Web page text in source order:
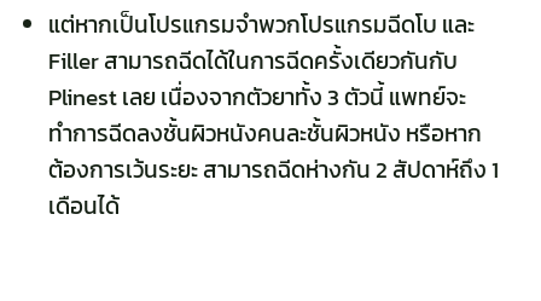
แต่หากเป็นโปรแกรมจำพวกโปรแกรมฉีดโบ และ
Filler สามารถฉีดได้ในการฉีดครั้งเดียวกันกับ
Plinest เลย เนื่องจากตัวยาทั้ง 3 ตัวนี้ แพทย์จะ
ทำการฉีดลงชั้นผิวหนังคนละชั้นผิวหนัง หรือหาก
ต้องการเว้นระยะ สามารถฉีดห่างกัน 2 สัปดาห์ถึง 1
เดือนได้